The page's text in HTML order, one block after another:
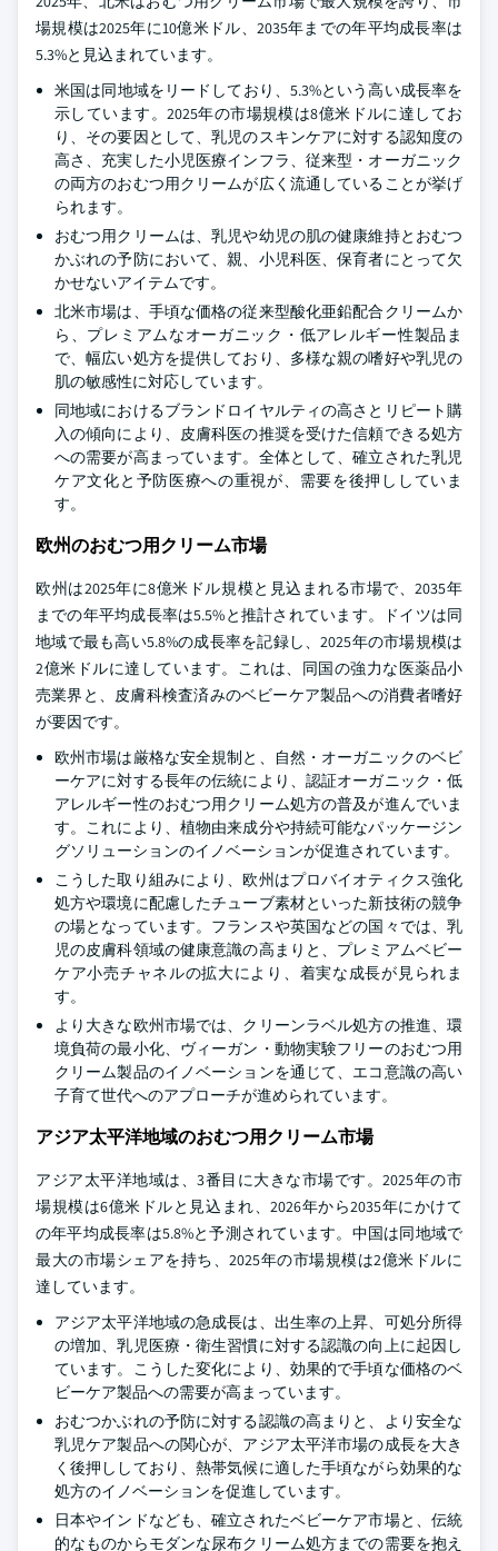
場規模は2025年に10億米ドル、2035年までの年平均成長率は
5.3%と見込まれています。
米国は同地域をリードしており、5.3%という高い成長率を
示しています。2025年の市場規模は8億米ドルに達してお
り、その要因として、乳児のスキンケアに対する認知度の
高さ、充実した小児医療インフラ、従来型・オーガニック
の両方のおむつ用クリームが広く流通していることが挙げ
られます。
おむつ用クリームは、乳児や幼児の肌の健康維持とおむつ
かぶれの予防において、親、小児科医、保育者にとって欠
かせないアイテムです。
北米市場は、手頃な価格の従来型酸化亜鉛配合クリームか
ら、プレミアムなオーガニック・低アレルギー性製品ま
で、幅広い処方を提供しており、多様な親の嗜好や乳児の
肌の敏感性に対応しています。
同地域におけるブランドロイヤルティの高さとリピート購
入の傾向により、皮膚科医の推奨を受けた信頼できる処方
への需要が高まっています。全体として、確立された乳児
ケア文化と予防医療への重視が、需要を後押ししていま
す。
欧州のおむつ用クリーム市場
欧州は2025年に8億米ドル規模と見込まれる市場で、2035年
までの年平均成長率は5.5%と推計されています。ドイツは同
地域で最も高い5.8%の成長率を記録し、2025年の市場規模は
2億米ドルに達しています。これは、同国の強力な医薬品小
売業界と、皮膚科検査済みのベビーケア製品への消費者嗜好
が要因です。
欧州市場は厳格な安全規制と、自然・オーガニックのベビ
ーケアに対する長年の伝統により、認証オーガニック・低
アレルギー性のおむつ用クリーム処方の普及が進んでいま
す。これにより、植物由来成分や持続可能なパッケージン
グソリューションのイノベーションが促進されています。
こうした取り組みにより、欧州はプロバイオティクス強化
処方や環境に配慮したチューブ素材といった新技術の競争
の場となっています。フランスや英国などの国々では、乳
児の皮膚科領域の健康意識の高まりと、プレミアムベビー
ケア小売チャネルの拡大により、着実な成長が見られま
す。
より大きな欧州市場では、クリーンラベル処方の推進、環
境負荷の最小化、ヴィーガン・動物実験フリーのおむつ用
クリーム製品のイノベーションを通じて、エコ意識の高い
子育て世代へのアプローチが進められています。
アジア太平洋地域のおむつ用クリーム市場
アジア太平洋地域は、3番目に大きな市場です。2025年の市
場規模は6億米ドルと見込まれ、2026年から2035年にかけて
の年平均成長率は5.8%と予測されています。中国は同地域で
最大の市場シェアを持ち、2025年の市場規模は2億米ドルに
達しています。
アジア太平洋地域の急成長は、出生率の上昇、可処分所得
の増加、乳児医療・衛生習慣に対する認識の向上に起因し
ています。こうした変化により、効果的で手頃な価格のベ
ビーケア製品への需要が高まっています。
おむつかぶれの予防に対する認識の高まりと、より安全な
乳児ケア製品への関心が、アジア太平洋市場の成長を大き
く後押ししており、熱帯気候に適した手頃ながら効果的な
処方のイノベーションを促進しています。
日本やインドなども、確立されたベビーケア市場と、伝統
的なものからモダンな尿布クリーム処方までの需要を抱え